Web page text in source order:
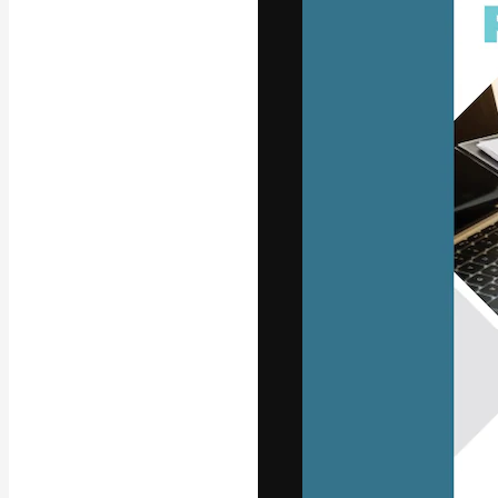
La plataforma
trabajo. Más
entre
Español